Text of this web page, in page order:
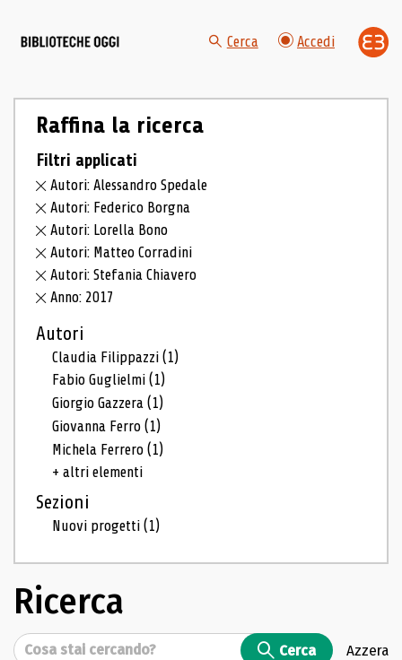
Cerca Accedi
Raffina la ricerca
Filtri applicati
Autori: Alessandro Spedale
Autori: Federico Borgna
Autori: Lorella Bono
Autori: Matteo Corradini
Autori: Stefania Chiavero
Anno: 2017
Autori
Claudia Filippazzi(1)
Fabio Guglielmi(1)
Giorgio Gazzera(1)
Giovanna Ferro(1)
Michela Ferrero(1)
+ altri elementi
Sezioni
Nuovi progetti(1)
Ricerca
Cerca Cerca Azzera